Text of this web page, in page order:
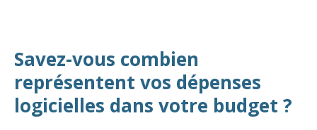
Savez-vous combien
représentent vos dépenses
logicielles dans votre budget ?